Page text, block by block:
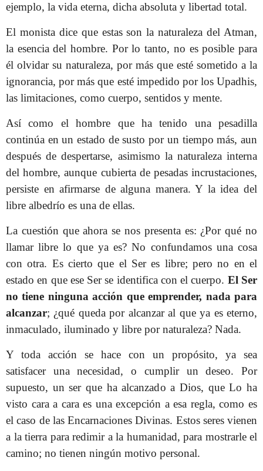
ejemplo, la vida eterna, dicha absoluta y libertad total.
El monista dice que estas son la naturaleza del Atman,
la esencia del hombre. Por lo tanto, no es posible para
él olvidar su naturaleza, por más que esté sometido a la
ignorancia, por más que esté impedido por los Upadhis,
las limitaciones, como cuerpo, sentidos y mente.
Así como el hombre que ha tenido una pesadilla
continúa en un estado de susto por un tiempo más, aun
después de despertarse, asimismo la naturaleza interna
del hombre, aunque cubierta de pesadas incrustaciones,
persiste en afirmarse de alguna manera. Y la idea del
libre albedrío es una de ellas.
La cuestión que ahora se nos presenta es: ¿Por qué no
llamar libre lo que ya es? No confundamos una cosa
con otra. Es cierto que el Ser es libre; pero no en el
estado en que ese Ser se identifica con el cuerpo. El Ser
no tiene ninguna acción que emprender, nada para
alcanzar; ¿qué queda por alcanzar al que ya es eterno,
inmaculado, iluminado y libre por naturaleza? Nada.
Y toda acción se hace con un propósito, ya sea
satisfacer una necesidad, o cumplir un deseo. Por
supuesto, un ser que ha alcanzado a Dios, que Lo ha
visto cara a cara es una excepción a esa regla, como es
el caso de las Encarnaciones Divinas. Estos seres vienen
a la tierra para redimir a la humanidad, para mostrarle el
camino; no tienen ningún motivo personal.